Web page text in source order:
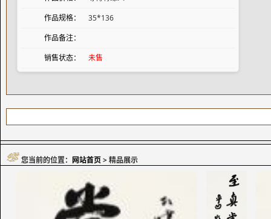
作品规格：
35*136
作品备注：
销售状态：
未售
您当前的位置： 网站首页> 精品展示